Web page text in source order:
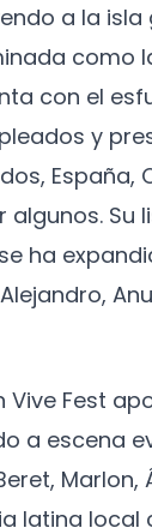
a la isla
como
con el
y
España,
Su
ha
Vive Fest
a escena
Marlon,
latina local